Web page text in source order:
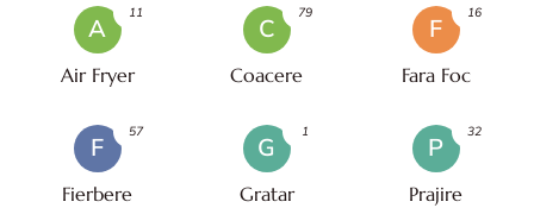
A
Air Fryer
11
C
Coacere
79
F
Fara Foc
16
F
Fierbere
57
G
Gratar
1
P
Prajire
32